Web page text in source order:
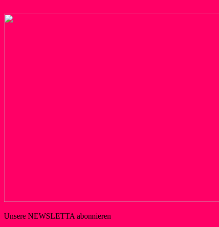
Unsere NEWSLETTA abonnieren